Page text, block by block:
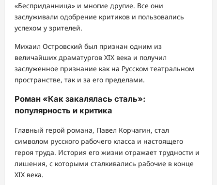
«Бесприданница» и многие другие. Все они
заслуживали одобрение критиков и пользовались
успехом у зрителей.
Михаил Островский был признан одним из
величайших драматургов XIX века и получил
заслуженное признание как на Русском театральном
пространстве, так и за его пределами.
Роман «Как закалялась сталь»:
популярность и критика
Главный герой романа, Павел Корчагин, стал
символом русского рабочего класса и настоящего
героя труда. История его жизни отражает трудности и
лишения, с которыми сталкивались рабочие в конце
XIX века.